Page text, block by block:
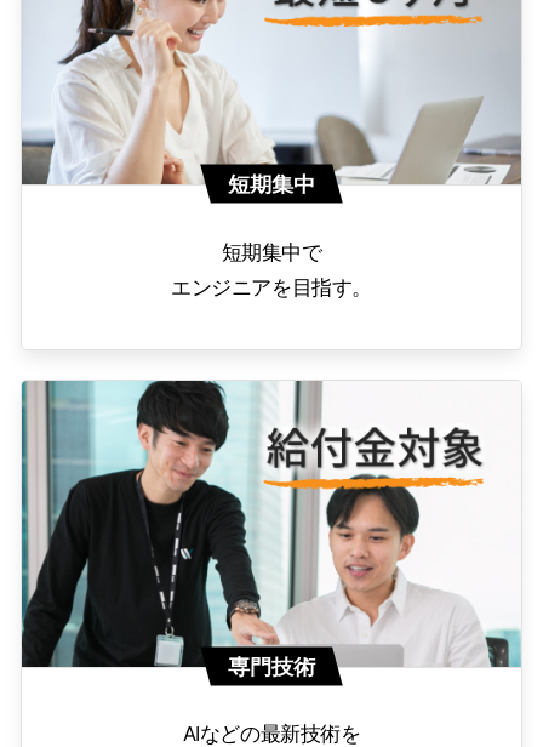
短期集中
短期集中で
エンジニアを目指す。
専門技術
AIなどの最新技術を